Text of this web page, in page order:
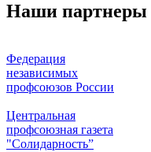
Наши партнеры
Федерация
независимых
профсоюзов России
Центральная
профсоюзная газета
"Солидарность”